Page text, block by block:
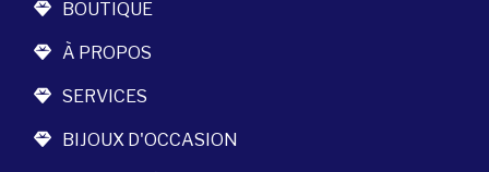
BOUTIQUE
À PROPOS
SERVICES
BIJOUX D'OCCASION